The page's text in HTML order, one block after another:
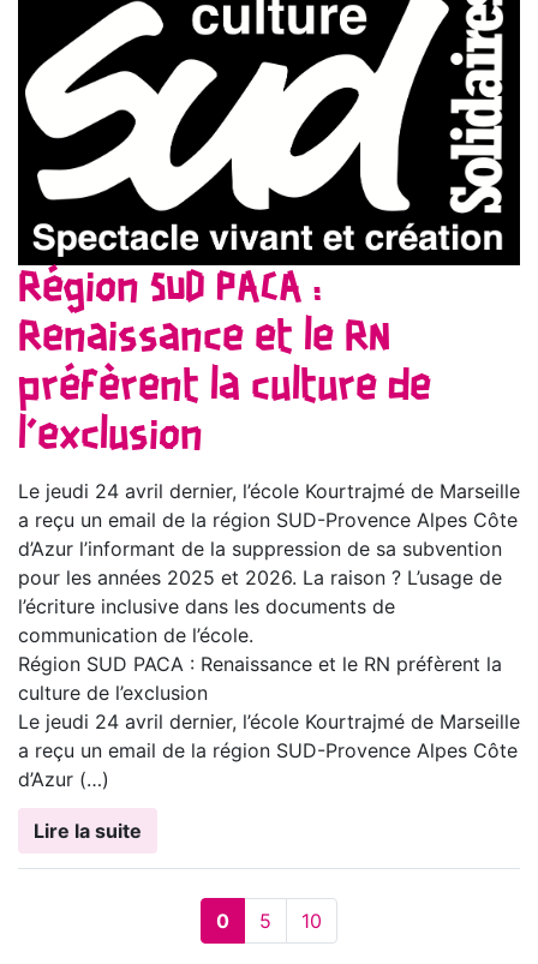
Région SUD PACA :
Renaissance et le RN
préfèrent la culture de
l’exclusion
Le jeudi 24 avril dernier, l’école Kourtrajmé de Marseille
a reçu un email de la région SUD-Provence Alpes Côte
d’Azur l’informant de la suppression de sa subvention
pour les années 2025 et 2026. La raison ? L’usage de
l’écriture inclusive dans les documents de
communication de l’école.
Région SUD PACA : Renaissance et le RN préfèrent la
culture de l’exclusion
Le jeudi 24 avril dernier, l’école Kourtrajmé de Marseille
a reçu un email de la région SUD-Provence Alpes Côte
d’Azur (…)
Lire la suite
0 5 10